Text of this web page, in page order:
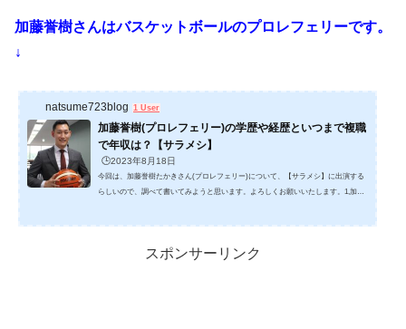
加藤誉樹さんはバスケットボールのプロレフェリーです。
↓
natsume723blog 1 User
加藤誉樹(プロレフェリー)の学歴や経歴といつまで複職
で年収は？【サラメシ】
🕒️2023年8月18日
今回は、加藤誉樹たかきさん(プロレフェリー)について、【サラメシ】に出演する
らしいので、調べて書いてみようと思います。よろしくお願いいたします。1,加藤
リーをできそうだ、と言われて一念発起します。 慶応義塾大学大学院健康マネジメ
スポンサーリンク